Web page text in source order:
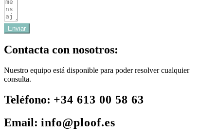
Enviar
Contacta con nosotros:
Nuestro equipo está disponible para poder resolver cualquier
consulta.
Teléfono: +34 613 00 58 63
Email: info@ploof.es